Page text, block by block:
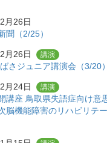
月26日
聞（2/25）
月26日 講演
さジュニア講演会（3/20）
月24日 講演
講座 鳥取県失語症向け意
脳機能障害のリハビリテー